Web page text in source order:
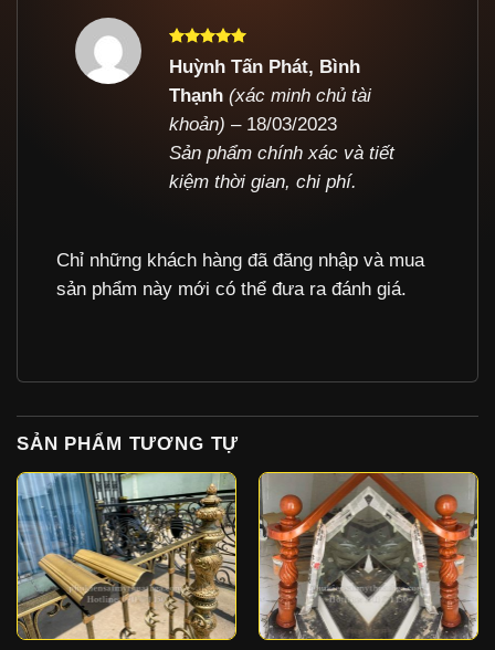
Được xếp
hạng
sao
Huỳnh Tấn Phát, Bình
Thạnh(xác minh chủ tài
khoản) – 18/03/2023
Sản phẩm chính xác và tiết
kiệm thời gian, chi phí.
Chỉ những khách hàng đã đăng nhập và mua
sản phẩm này mới có thể đưa ra đánh giá.
SẢN PHẨM TƯƠNG TỰ